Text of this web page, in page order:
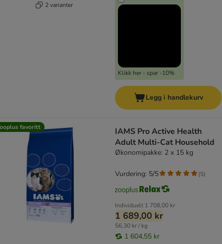
2 varianter
Klikk her - spar -10%
Legg i handlekurv
favoritt
IAMS Pro Active Health
Adult Multi-Cat Household
Økonomipakke: 2 x 15 kg
Individuelt 1 708,00 kr
1 689,00 kr
56,30 kr / kg
1 604,55 kr
Vurdering: 5/5 (5)